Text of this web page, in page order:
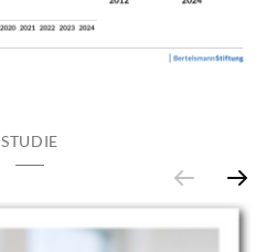
STUDIE